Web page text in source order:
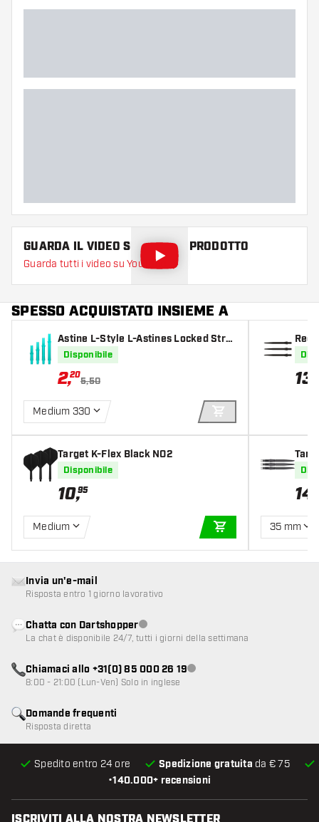
GUARDA IL VIDEO SU QUESTO PRODOTTO
Guarda tutti i video su YouTube
SPESSO ACQUISTATO INSIEME A
Astine L-Style L-Astines Locked Strai
ght Emerald
Disponibile
2,20
5,50
Medium 330
AGGIUNGI AL
Target K-Flex Black NO2
Disponibile
10,95
Medium
AGGIUNGI AL
Red
ack
13
14
35 mm
•140.000+ recensioni
Spedito entro 24 ore Spedizione gratuita da € 75
Domande frequenti
Risposta diretta
Invia un'e-mail
Risposta entro 1 giorno lavorativo
Chatta con DartshopperServizio clienti non disponibile
La chat è disponibile 24/7, tutti i giorni della settimana
Chiamaci allo +31(0) 85 000 26 19Servizio clienti non disponibile
8:00 - 21:00 (Lun-Ven) Solo in inglese